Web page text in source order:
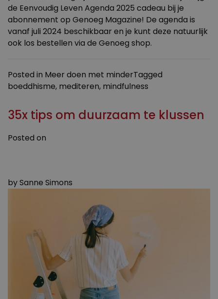
de Eenvoudig Leven Agenda 2025 cadeau bij je
abonnement op Genoeg Magazine! De agenda is
vanaf juli 2024 beschikbaar en je kunt deze natuurlijk
ook los bestellen via de Genoeg shop.
Posted in Meer doen met minderTagged
boeddhisme, mediteren, mindfulness
35x tips om duurzaam te klussen
Posted on
bySanne Simons